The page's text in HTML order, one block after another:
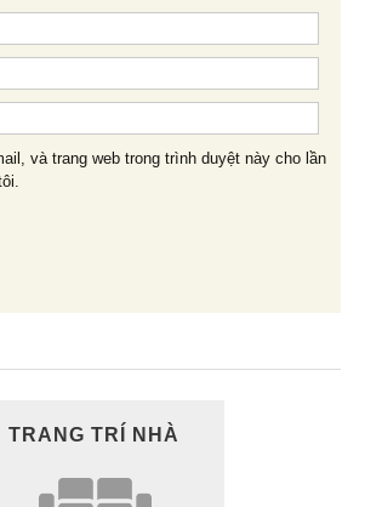
và trang web trong trình duyệt này cho lần
TRANG TRÍ NHÀ